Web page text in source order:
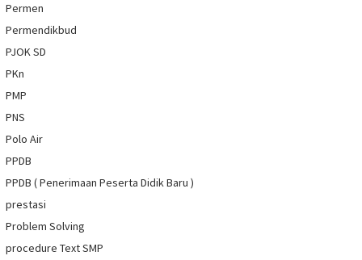
Permen
Permendikbud
PJOK SD
PKn
PMP
PNS
Polo Air
PPDB
PPDB ( Penerimaan Peserta Didik Baru )
prestasi
Problem Solving
procedure Text SMP